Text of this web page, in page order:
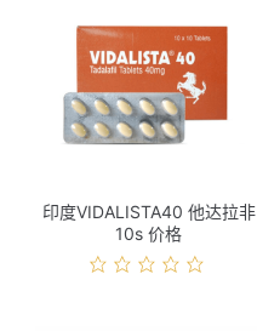
印度VIDALISTA40 他达拉非
10s 价格